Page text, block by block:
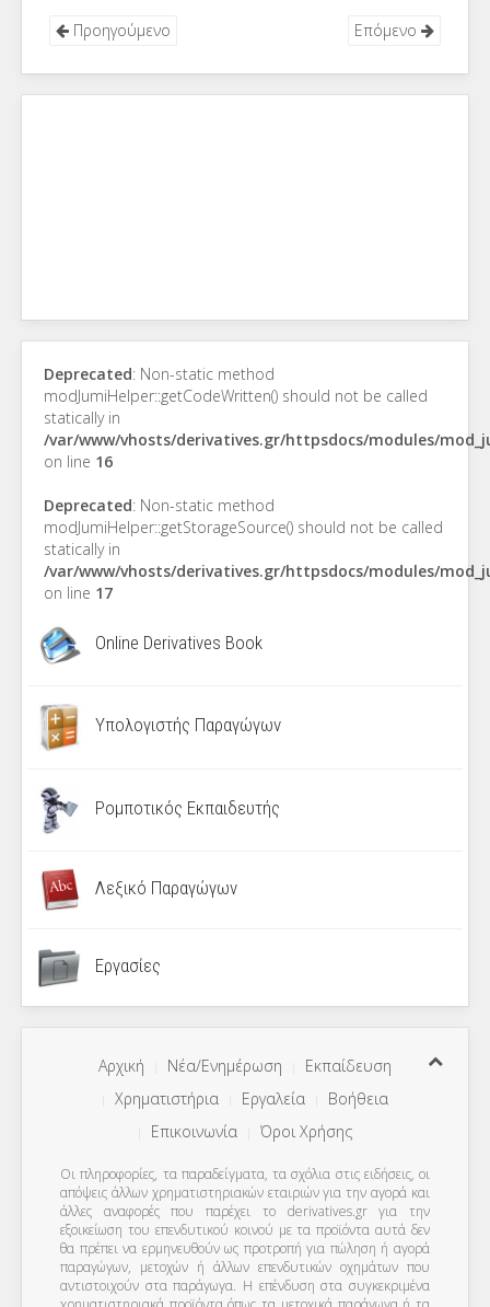
Προηγούμενο Επόμενο
Deprecated: Non-static method
modJumiHelper::getCodeWritten() should not be called
statically in
/var/www/vhosts/derivatives.gr/httpsdocs/modules/
on line 16
Deprecated: Non-static method
modJumiHelper::getStorageSource() should not be called
statically in
/var/www/vhosts/derivatives.gr/httpsdocs/modules/
on line 17
Online Derivatives Book
Υπολογιστής Παραγώγων
Ρομποτικός Εκπαιδευτής
Λεξικό Παραγώγων
Εργασίες
Αρχική Νέα/Ενημέρωση
Εκπαίδευση
Χρηματιστήρια
Εργαλεία
Βοήθεια
Επικοινωνία
Όροι Χρήσης
Οι πληροφορίες, τα παραδείγματα, τα σχόλια στις ειδήσεις, οι
απόψεις άλλων χρηματιστηριακών εταιριών για την αγορά και
άλλες αναφορές που παρέχει το derivatives.gr για την
εξοικείωση του επενδυτικού κοινού με τα προϊόντα αυτά δεν
θα πρέπει να ερμηνευθούν ως προτροπή για πώληση ή αγορά
παραγώγων, μετοχών ή άλλων επενδυτικών οχημάτων που
αντιστοιχούν στα παράγωγα. Η επένδυση στα συγκεκριμένα